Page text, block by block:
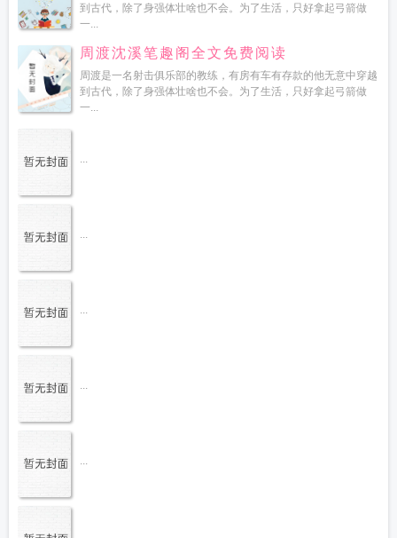
到古代，除了身强体壮啥也不会。为了生活，只好拿起弓箭做
一...
周渡沈溪笔趣阁全文免费阅读
周渡是一名射击俱乐部的教练，有房有车有存款的他无意中穿越
到古代，除了身强体壮啥也不会。为了生活，只好拿起弓箭做
一...
...
...
...
...
...